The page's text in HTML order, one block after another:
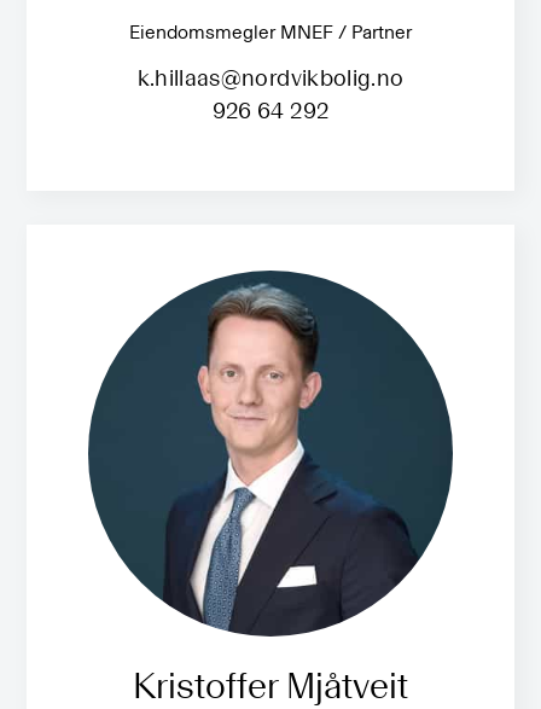
Eiendomsmegler MNEF / Partner
k.hillaas@nordvikbolig.no
926 64 292
Kristoffer Mjåtveit